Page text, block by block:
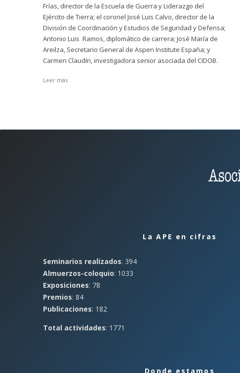
Frías, director de la Escuela de Guerra y Liderazgo del
Ejército de Tierra; el coronel José Luis Calvo, director de la
División de Coordinación y Estudios de Seguridad y Defensa;
Antonio Luis Ramos, diplomático de carrera; José María de
Areilza, Secretario General de Aspen Institute España; y
Carmen Claudín, investigadora senior asociada del CIDOB.
Leer más
La APE en cifras
Seminarios realizados: 394
Almuerzos-coloquio: 1033
Exposiciones: 78
Premios: 84
Publicaciones: 182
Total actividades: 1771
Donde estamos